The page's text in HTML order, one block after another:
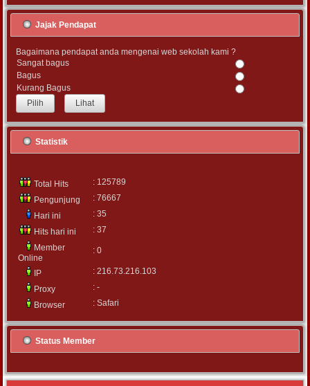
Jajak Pendapat
Bagaimana pendapat anda mengenai web sekolah kami ?
Sangat bagus
Bagus
Kurang Bagus
Lihat
Statistik
Total Hits
: 125789
Pengunjung
: 76667
Hari ini
: 35
Hits hari ini
: 37
Member
Online
: 0
IP
: 216.73.216.103
Proxy
: -
Browser
: Safari
Status Member